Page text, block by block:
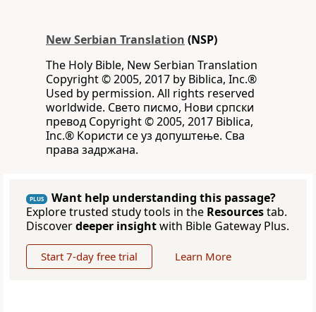
New Serbian Translation (NSP)
The Holy Bible, New Serbian Translation
Copyright © 2005, 2017 by Biblica, Inc.®
Used by permission. All rights reserved
worldwide. Свето писмо, Нови српски
превод Copyright © 2005, 2017 Biblica,
Inc.® Користи се уз допуштење. Сва
права задржана.
PLUS
Want help understanding this passage?
Explore trusted study tools in the Resourcestab.
Discoverdeeper insightwith Bible Gateway Plus.
Start 7-day free trial Learn More